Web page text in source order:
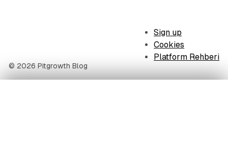
© 2026 Pitgrowth Blog
Sign up
Cookies
Platform Rehberi